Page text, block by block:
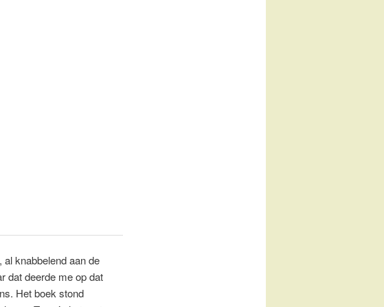
al knabbelend aan de
dat deerde me op dat
Het boek stond